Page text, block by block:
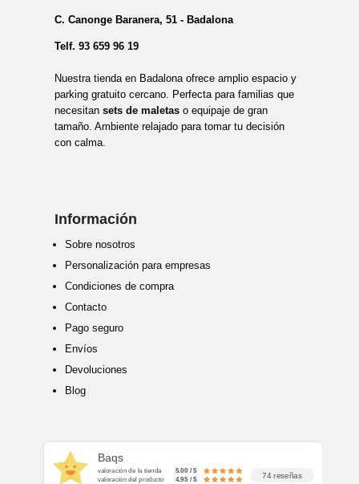
C. Canonge Baranera, 51 - Badalona
Telf. 93 659 96 19
Nuestra tienda en Badalona ofrece amplio espacio y
parking gratuito cercano. Perfecta para familias que
necesitan sets de maletaso equipaje de gran
tamaño. Ambiente relajado para tomar tu decisión
con calma.
Información
Sobre nosotros
Personalización para empresas
Condiciones de compra
Contacto
Pago seguro
Envíos
Devoluciones
Blog
Baqs
valoración de la tienda 5.00 / 5
valoración del producto 4.95 / 5 74 reseñas